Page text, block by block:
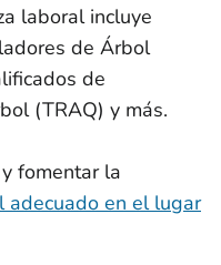
laboral incluye
de Árbol
de
(TRAQ) y más.
fomentar la
adecuado en el lugar